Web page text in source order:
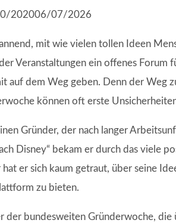
202006/07/2026
mit wie vielen tollen Ideen
Veranstaltungen ein offenes
auf dem Weg geben. Denn der Weg
können oft erste
Gründer, der nach langer
Disney“ bekam er durch das viele
er sich kaum getraut, über seine
zu bieten.
der bundesweiten Gründerwoche,